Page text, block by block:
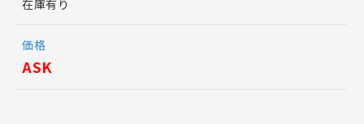
在庫有り
価格
ASK